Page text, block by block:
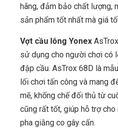
hãng, đảm bảo chất lượng,
sản phẩm tốt nhất mà giá
Vợt cầu lông Yonex
sử dụng cho người chơi có
đập cầu. AsTrox 68D là
lối chơi tấn công và mang
mẽ, khống chế đối thủ từ
cũng rất tốt, giúp hỗ trợ
pha giằng co gây cấn.